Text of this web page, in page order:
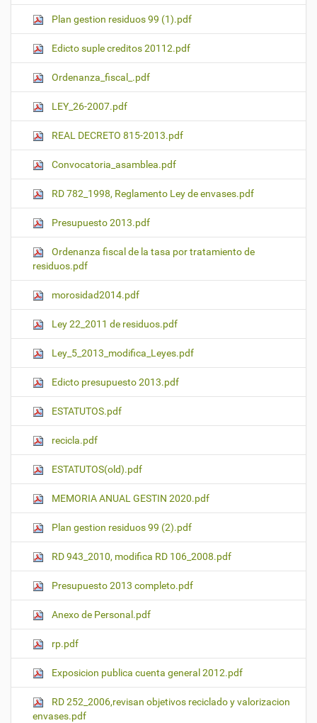
Plan gestion residuos 99 (1).pdf
Edicto suple creditos 20112.pdf
Ordenanza_fiscal_.pdf
LEY_26-2007.pdf
REAL DECRETO 815-2013.pdf
Convocatoria_asamblea.pdf
RD 782_1998, Reglamento Ley de envases.pdf
Presupuesto 2013.pdf
Ordenanza fiscal de la tasa por tratamiento de
residuos.pdf
morosidad2014.pdf
Ley 22_2011 de residuos.pdf
Ley_5_2013_modifica_Leyes.pdf
Edicto presupuesto 2013.pdf
ESTATUTOS.pdf
recicla.pdf
ESTATUTOS(old).pdf
MEMORIA ANUAL GESTIN 2020.pdf
Plan gestion residuos 99 (2).pdf
RD 943_2010, modifica RD 106_2008.pdf
Presupuesto 2013 completo.pdf
Anexo de Personal.pdf
rp.pdf
Exposicion publica cuenta general 2012.pdf
RD 252_2006,revisan objetivos reciclado y valorizacion
envases.pdf